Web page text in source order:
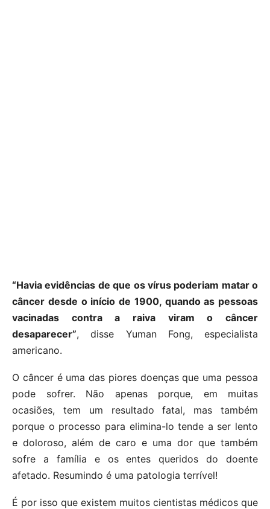
“Havia evidências de que os vírus poderiam matar o
câncer desde o início de 1900, quando as pessoas
vacinadas contra a raiva viram o câncer
desaparecer”, disse Yuman Fong, especialista
americano.
O câncer é uma das piores doenças que uma pessoa
pode sofrer. Não apenas porque, em muitas
ocasiões, tem um resultado fatal, mas também
porque o processo para elimina-lo tende a ser lento
e doloroso, além de caro e uma dor que também
sofre a família e os entes queridos do doente
afetado. Resumindo é uma patologia terrível!
É por isso que existem muitos cientistas médicos que